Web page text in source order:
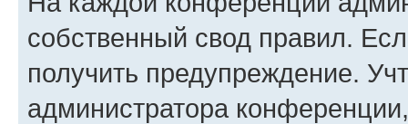
собственный свод правил.
получить предупреждение.
администратора